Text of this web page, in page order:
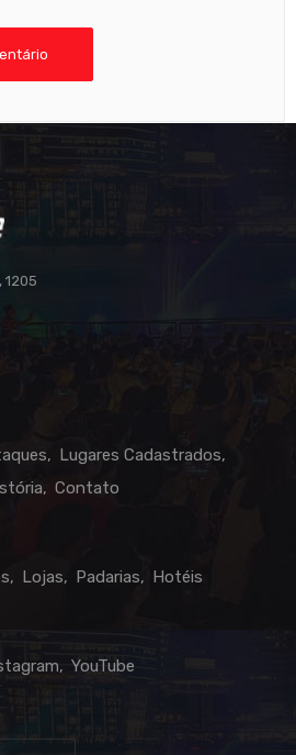
1205
Lugares Cadastrados
Contato
Lojas Padarias Hotéis
YouTube